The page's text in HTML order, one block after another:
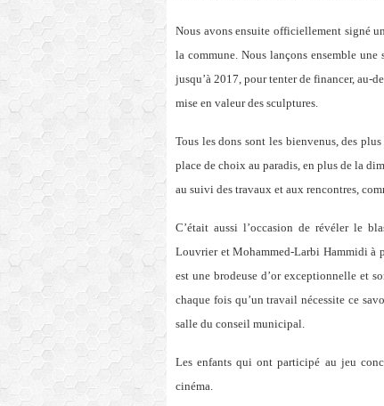
Nous avons ensuite officiellement signé
la commune. Nous lançons ensemble
jusqu’à 2017, pour tenter de financer, au-
mise en valeur des sculptures.
Tous les dons sont les bienvenus, des
place de choix au paradis, en plus de la
au suivi des travaux et aux rencontres,
C’était aussi l’occasion de révéler le
Louvrier et Mohammed-Larbi Hammidi à
est une brodeuse d’or exceptionnelle et
chaque fois qu’un travail nécessite ce
salle du conseil municipal.
Les enfants qui ont participé au jeu
cinéma.